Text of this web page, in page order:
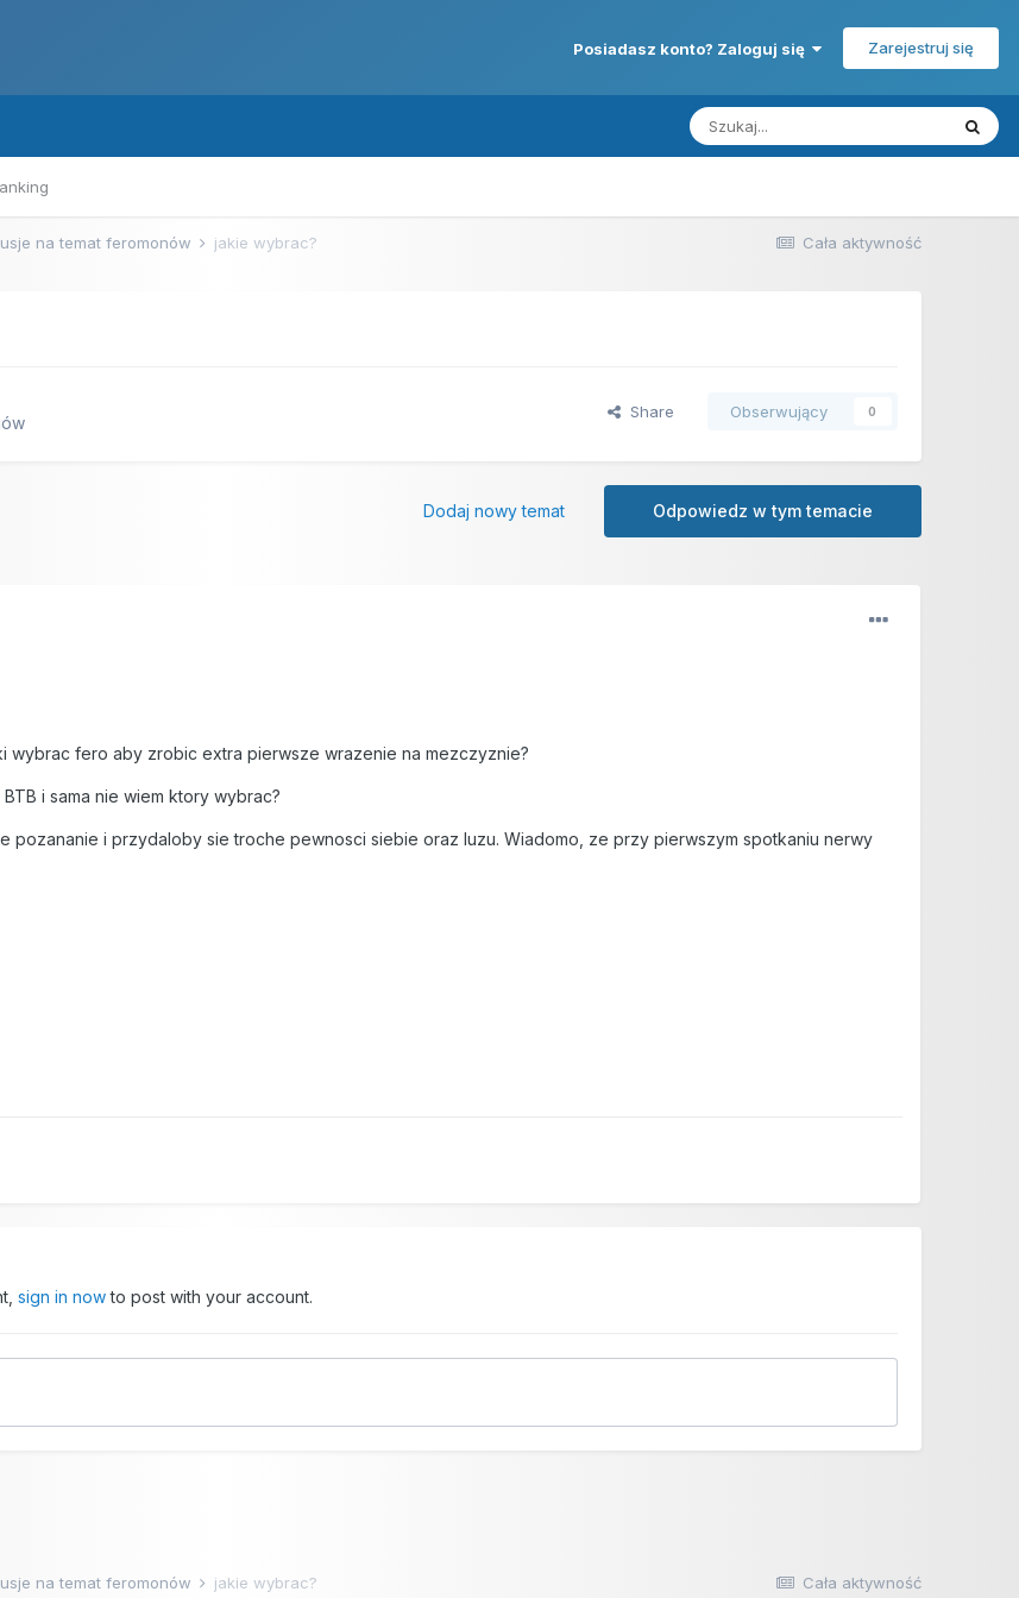
Posiadasz konto? Zaloguj się Zarejestruj się
Cała aktywność
na temat feromonów jakie wybrac?
Share Obserwujący 0
Odpowiedz w tym temacie
Dodaj nowy temat
wybrac fero aby zrobic extra pierwsze wrazenie na mezczyznie?
i sama nie wiem ktory wybrac?
pozananie i przydaloby sie troche pewnosci siebie oraz luzu. Wiadomo, ze przy pierwszym spotkaniu nerwy
sign in nowto post with your account.
Cała aktywność
na temat feromonów jakie wybrac?